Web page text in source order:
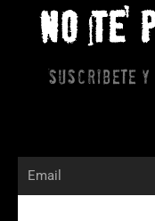
NO TE
Suscribete